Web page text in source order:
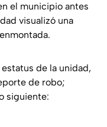
el municipio antes
visualizó una
de la unidad,
de robo;
siguiente: